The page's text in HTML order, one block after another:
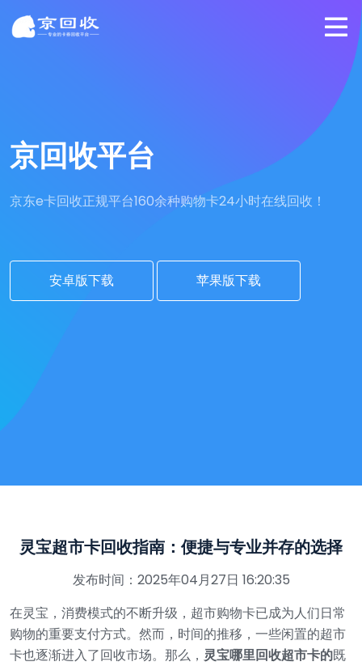
京回收平台
京东e卡回收正规平台160余种购物卡24小时在线回收！
安卓版下载 苹果版下载
灵宝超市卡回收指南：便捷与专业并存的选择
发布时间：2025年04月27日 16:20:35
在灵宝，消费模式的不断升级，超市购物卡已成为人们日常
购物的重要支付方式。然而，时间的推移，一些闲置的超市
卡也逐渐进入了回收市场。那么， 灵宝哪里回收超市卡的既